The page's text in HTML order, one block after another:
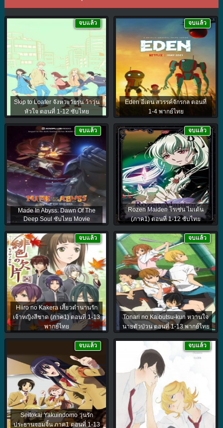
Skip to Loafer จังหวะวัยรุ่น ว้าวุ่น
หัวใจ ตอนที่ 1-12 ซับไทย
จบแล้ว
Eden อีเดน สวรรค์จักรกล ตอนที่
1-4 พากย์ไทย
จบแล้ว
Made In Abyss: Dawn Of The
Deep Soul ซับไทย Movie
จบแล้ว
Rozen Maiden โรเซ่น ไมเด้น
(ภาค1) ตอนที่ 1-12 ซับไทย
จบแล้ว
Hiiro no Kakera เสี้ยวตำนานรัก
เจ้าหญิงสีชาด (ภาค1) ตอนที่ 1-13
พากย์ไทย
จบแล้ว
Tonari no Kaibutsu-kun หวานใจ
นายตัวป่วน ตอนที่ 1-13 พากย์ไทย
จบแล้ว
Seitokai Yakuindomo วุ่นรัก
ประธานจอมจิ้น ภาค1 ตอนที่ 1-13
จบแล้ว จบแล้ว